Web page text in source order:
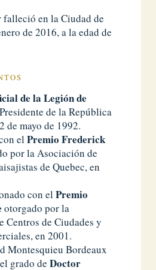
falleció en la Ciudad de
de 2016, a la edad de
de la Legión de
de la República
de mayo de 1992.
elPremio Frederick
por la Asociación de
de Quebec, en
con elPremio
otorgado por la
Centros de Ciudades y
en 2001.
Montesquieu Bordeaux
grado deDoctor